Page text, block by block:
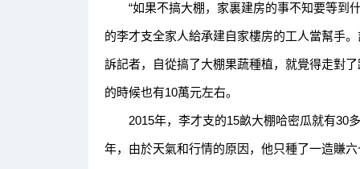
“如果不搞大棚，家裏建房的事不知要等到
的李才支全家人給承建自家樓房的工人當幫手
訴記者，自從搞了大棚果蔬種植，就覺得走對
的時候也有10萬元左右。
2015年，李才支的15畝大棚哈密瓜就有30
年，由於天氣和行情的原因，他只種了一造賺